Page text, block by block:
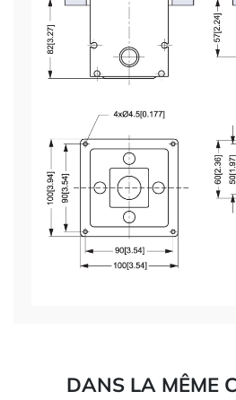
DANS LA MÊME